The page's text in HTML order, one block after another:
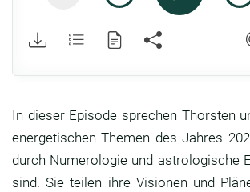
In dieser Episode sprechen Thorsten
energetischen Themen des Jahres
durch Numerologie und astrologische
sind. Sie teilen ihre Visionen und